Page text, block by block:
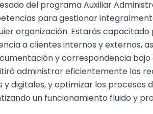
del programa Auxiliar
para gestionar
organización. Estarás
a clientes internos y externos,
y correspondencia
administrar eficientemente los
y digitales, y optimizar los procesos
un funcionamiento fluido y